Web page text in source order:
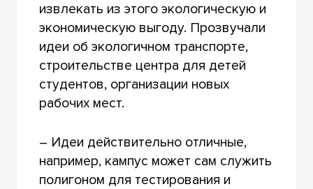
извлекать из этого экологическую и
экономическую выгоду. Прозвучали
идеи об экологичном транспорте,
строительстве центра для детей
студентов, организации новых
рабочих мест.
– Идеи действительно отличные,
например, кампус может сам служить
полигоном для тестирования и